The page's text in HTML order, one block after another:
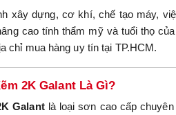
xây dựng, cơ khí, chế tạo máy,
cao tính thẩm mỹ và tuổi thọ
chỉ mua hàng uy tín tại TP.HCM.
2K Galant Là Gì?
Galantlà loại sơn cao cấp chuyên